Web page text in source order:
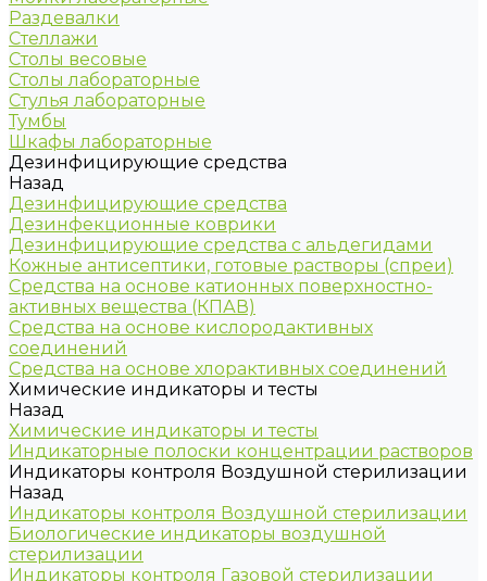
Раздевалки
Стеллажи
Столы весовые
Столы лабораторные
Стулья лабораторные
Тумбы
Шкафы лабораторные
Дезинфицирующие средства
Назад
Дезинфицирующие средства
Дезинфекционные коврики
Дезинфицирующие средства с альдегидами
Кожные антисептики, готовые растворы (спреи)
Средства на основе катионных поверхностно-
активных вещества (КПАВ)
Средства на основе кислородактивных
соединений
Средства на основе хлорактивных соединений
Химические индикаторы и тесты
Назад
Химические индикаторы и тесты
Индикаторные полоски концентрации растворов
Индикаторы контроля Воздушной стерилизации
Назад
Индикаторы контроля Воздушной стерилизации
Биологические индикаторы воздушной
стерилизации
Индикаторы контроля Газовой стерилизации